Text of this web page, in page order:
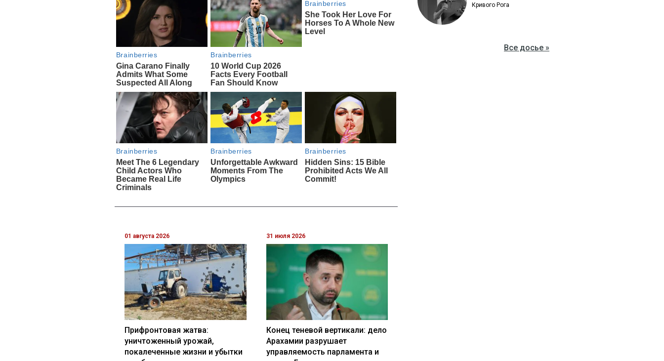
01 августа 2026
Прифронтовая жатва:
уничтоженный урожай,
покалеченные жизни и убытки
31 июля 2026
Конец теневой вертикали: дело
Арахамии разрушает
управляемость парламента и
Кривого Рога
Все досье »